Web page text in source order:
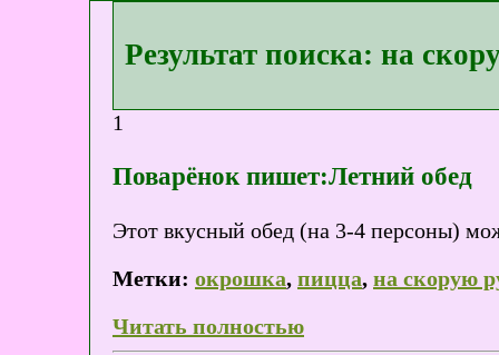
Результат поиска: на
1
Поварёнок пишет:Летний обед
Этот вкусный обед (на 3-4 персоны)
Метки: окрошка, пицца, на скорую
Читать полностью